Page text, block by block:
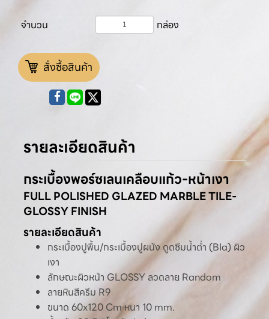
จำนวน กล่อง
สั่งซื้อสินค้า
รายละเอียดสินค้า
กระเบื้องพอร์ซเลนเคลือบแก้ว-หน้าเงา
FULL POLISHED GLAZED MARBLE TILE-
GLOSSY FINISH
รายละเอียดสินค้า
กระเบื้องปูพื้น/กระเบื้องปูผนัง ดูดซึมน้ำต่ำ (BIa) ผิว
เงา
ลักษณะผิวหน้า GLOSSY ลวดลาย Random
ลายหินสีครีม R9
ขนาด 60x120 Cm หนา 10 mm.